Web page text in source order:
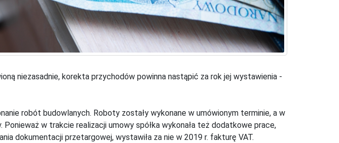
niezasadnie, korekta przychodów powinna nastąpić za rok jej wystawienia -
robót budowlanych. Roboty zostały wykonane w umówionym terminie, a w
Ponieważ w trakcie realizacji umowy spółka wykonała też dodatkowe prace,
dokumentacji przetargowej, wystawiła za nie w 2019 r. fakturę VAT.